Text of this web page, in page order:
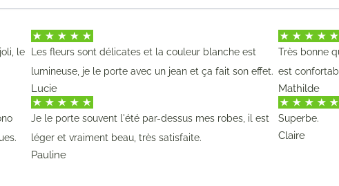
le
Les fleurs sont délicates et la couleur blanche est
lumineuse, je le porte avec un jean et ça fait son effet.
Lucie
Très bonne
est
Mathilde
Je le porte souvent l'été par-dessus mes robes, il est
léger et vraiment beau, très satisfaite.
Pauline
Superbe.
Claire